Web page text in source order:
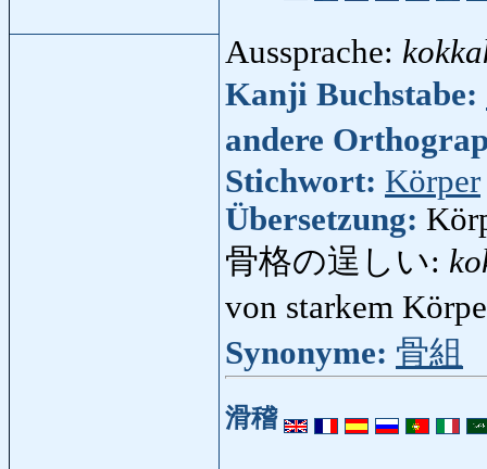
Aussprache:
Kanji Buchstabe:
andere
Stichwort: Körper
Übersetzung:
骨格の逞しい:
von starkem
Synonyme: 骨組
滑稽